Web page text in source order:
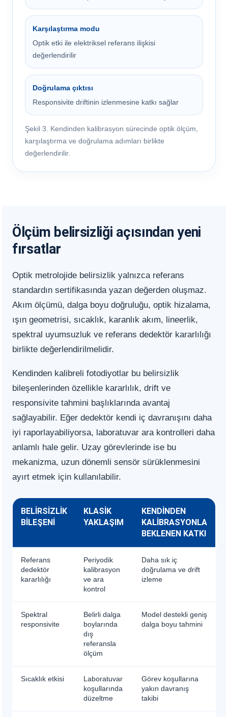
Karşılaştırma modu
Optik etki ile elektriksel referans ilişkisi
değerlendirilir
Doğrulama çıktısı
Responsivite driftinin izlenmesine katkı sağlar
Şekil 3. Kendinden kalibrasyon sürecinde optik ölçüm,
karşılaştırma ve doğrulama adımları birlikte
değerlendirilir.
Ölçüm belirsizliği açısından yeni
fırsatlar
Optik metrolojide belirsizlik yalnızca referans
standardın sertifikasında yazan değerden oluşmaz.
Akım ölçümü, dalga boyu doğruluğu, optik hizalama,
ışın geometrisi, sıcaklık, karanlık akım, lineerlik,
spektral uyumsuzluk ve referans dedektör kararlılığı
birlikte değerlendirilmelidir.
Kendinden kalibreli fotodiyotlar bu belirsizlik
bileşenlerinden özellikle kararlılık, drift ve
responsivite tahmini başlıklarında avantaj
sağlayabilir. Eğer dedektör kendi iç davranışını daha
iyi raporlayabiliyorsa, laboratuvar ara kontrolleri daha
anlamlı hale gelir. Uzay görevlerinde ise bu
mekanizma, uzun dönemli sensör sürüklenmesini
ayırt etmek için kullanılabilir.
BELIRSIZLIK
BILEŞENI
KLASIK
YAKLAŞIM
KENDINDEN
KALIBRASYONLA
BEKLENEN KATKI
Referans
dedektör
kararlılığı
Periyodik
kalibrasyon
ve ara
kontrol
Daha sık iç
doğrulama ve drift
izleme
Spektral
responsivite
Belirli dalga
boylarında
dış
referansla
ölçüm
Model destekli geniş
dalga boyu tahmini
Sıcaklık etkisi
Laboratuvar
koşullarında
düzeltme
Görev koşullarına
yakın davranış
takibi